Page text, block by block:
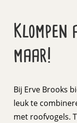
maar!
Bij Erve Brooks
leuk te
met roofvogels.